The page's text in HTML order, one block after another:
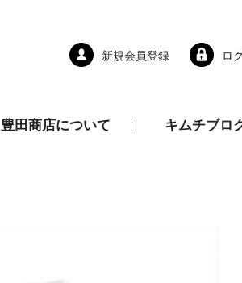
新規会員登録 ロ
豊田商店について キムチブロ